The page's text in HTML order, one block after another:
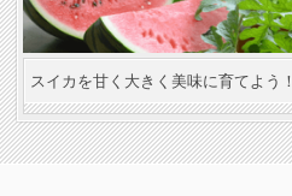
スイカを甘く大きく美味に育てよう！